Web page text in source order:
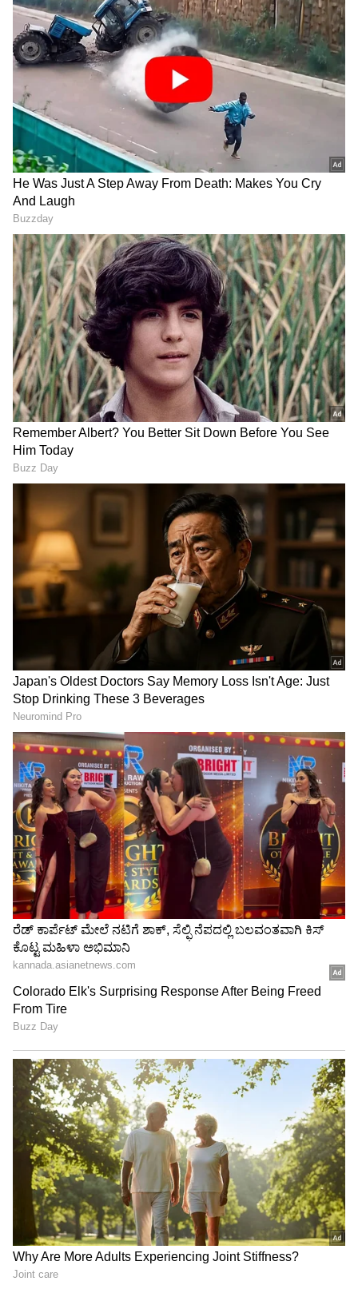
ಶನಿಯು ನೇರವಾಗಿರುವುದರಿಂದ ವೃಷಭ ರಾಶಿಯವರಿಗೆ
ಆತ್ಮಸ್ಥೈರ್ಯ ಹೆಚ್ಚುತ್ತದೆ. ಈ ಅವಧಿಯಲ್ಲಿ, ನಿಮ್ಮ
ವೃತ್ತಿಜೀವನದಲ್ಲಿ ನೀವು ಸಾಕಷ್ಟು ಪ್ರಗತಿಯನ್ನು ಸಾಧಿಸುವಿರಿ.
ವೃಷಭ ರಾಶಿಯ ಜನರು ಯಾವುದೇ ಕೆಲಸದಲ್ಲಿ
ಯಶಸ್ವಿಯಾಗುತ್ತಾರೆ. ವ್ಯಾಪಾರದಲ್ಲಿ ಲಾಭವೂ ಹೆಚ್ಚಾಗುತ್ತದೆ.
3
4
ದೀಪಾವಳಿಯ ಮೊದಲು, ಶನಿಯು ನೇರವಾಗಿ ತಿರುಗುತ್ತದೆ
ಮತ್ತು ಕರ್ಕ ರಾಶಿಯ ಜನರ ಭವಿಷ್ಯವನ್ನು ಬದಲಾಯಿಸುತ್ತದೆ.
ಮತ್ತು ಸಮೃದ್ಧಿ ಬರುತ್ತದೆ. ನೀವು ಎಲ್ಲಾ ಕೆಲಸ ಮತ್ತು
ವ್ಯವಹಾರದಲ್ಲಿ ಯಶಸ್ಸನ್ನು ಪಡೆಯುತ್ತೀರಿ. ಕರ್ಕಾಟಕ
ರಾಶಿಯವರಿಗೆ ಈ ಬಾರಿ ಒಂದರ ಹಿಂದೆ ಒಂದು ಒಳ್ಳೆಯ ಸುದ್ದಿ
ಸಿಗಲಿದೆ. ಕಷ್ಟಪಟ್ಟು ದುಡಿದರೆ ಶನಿಯ ಕೃಪೆಯಿಂದ ಖಂಡಿತಾ
ಒಳ್ಳೆಯ ಫಲ ಸಿಗುತ್ತದೆ.
4
4